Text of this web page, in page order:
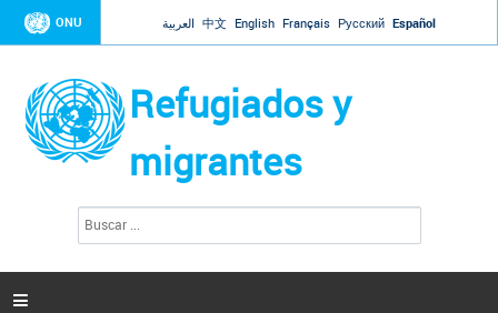
Jump to navigation
ONU العربية 中文 English Français Русский Español
Refugiados y
migrantes
s
